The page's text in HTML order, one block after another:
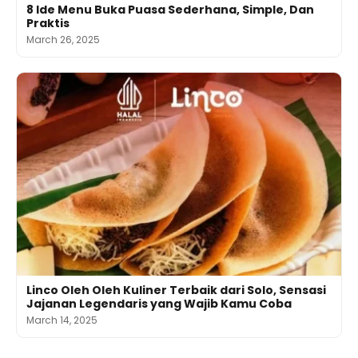
8 Ide Menu Buka Puasa Sederhana, Simple, Dan
Praktis
March 26, 2025
Linco Oleh Oleh Kuliner Terbaik dari Solo, Sensasi
Jajanan Legendaris yang Wajib Kamu Coba
March 14, 2025